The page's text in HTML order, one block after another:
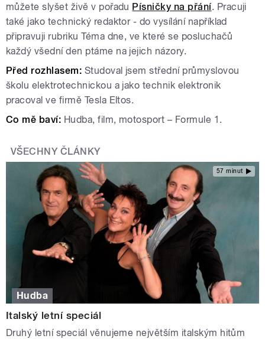
můžete slyšet živě v pořadu Písničky na přání. Pracuji
také jako technický redaktor - do vysílání například
připravuji rubriku Téma dne, ve které se posluchačů
každý všední den ptáme na jejich názory.
Před rozhlasem: Studoval jsem střední průmyslovou
školu elektrotechnickou a jako technik elektronik
pracoval ve firmě Tesla Eltos.
Co mě baví: Hudba, film, motosport – Formule 1.
VŠECHNY ČLÁNKY
57 minut
Hudba
Italský letní speciál
Druhý letní speciál věnujeme největším italským hitům